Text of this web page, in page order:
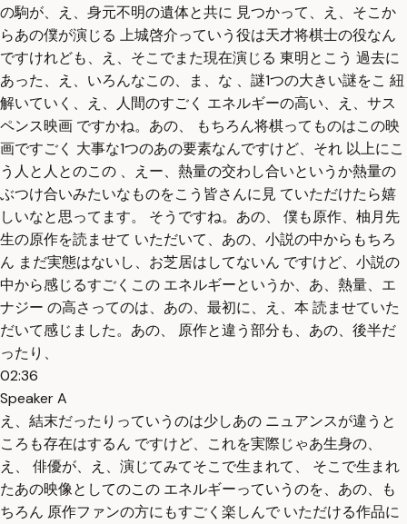
の駒が、え、身元不明の遺体と共に 見つかって、え、そこか
らあの僕が演じる 上城啓介っていう役は天才将棋士の役なん
ですけれども、え、そこでまた現在演じる 東明とこう 過去に
あった、え、いろんなこの、ま、な 、謎1つの大きい謎をこ 紐
解いていく、え、人間のすごく エネルギーの高い、え、サス
ペンス映画 ですかね。あの、 もちろん将棋ってものはこの映
画ですごく 大事な1つのあの要素なんですけど、それ 以上にこ
う人と人とのこの 、えー、熱量の交わし合いというか熱量の
ぶつけ合いみたいなものをこう皆さんに見 ていただけたら嬉
しいなと思ってます。 そうですね。あの、 僕も原作、柚月先
生の原作を読ませて いただいて、あの、小説の中からもちろ
ん まだ実態はないし、お芝居はしてないん ですけど、小説の
中から感じるすごくこの エネルギーというか、あ、熱量、エ
ナジー の高さってのは、あの、最初に、え、本 読ませていた
だいて感じました。あの、 原作と違う部分も、あの、後半だ
ったり、
02:36
Speaker A
え、結末だったりっていうのは少しあの ニュアンスが違うと
ころも存在はするん ですけど、これを実際じゃあ生身の、
え、 俳優が、え、演じてみてそこで生まれて、 そこで生まれ
たあの映像としてのこの エネルギーっていうのを、あの、も
ちろん 原作ファンの方にもすごく楽しんで いただける作品に